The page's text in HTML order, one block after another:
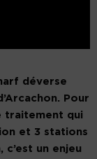
déverse
Pour
traitement qui
et 3 stations
c’est un enjeu